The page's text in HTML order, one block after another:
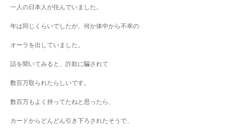
一人の日本人が住んでいました。
年は同じくらいでしたが、何か体中から不幸の
オーラを出していました。
話を聞いてみると、詐欺に騙されて
数百万取られたらしいです。
数百万もよく持ってたねと思ったら、
カードからどんどん引き下ろされたそうで、